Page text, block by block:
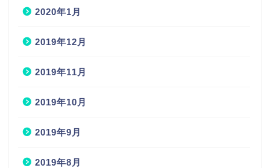
2020年1月
2019年12月
2019年11月
2019年10月
2019年9月
2019年8月